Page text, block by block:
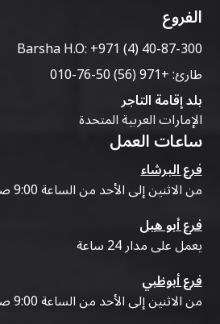
الفروع
Barsha H.O:+971 (4) 40-87-300
طارئ:+971 (56) 50-76-010
بلد إقامة التاجر
الإمارات العربية المتحدة
ساعات العمل
فرع البرشاء
من الاثنين إلى الأحد من الساعة 9:00 صباحًا حتى 07:00 مساءً
فرع أبو هيل
يعمل على مدار 24 ساعة
فرع أبوظبي
من الاثنين إلى الأحد من الساعة 9:00 صباحًا حتى 07:00 مساءً